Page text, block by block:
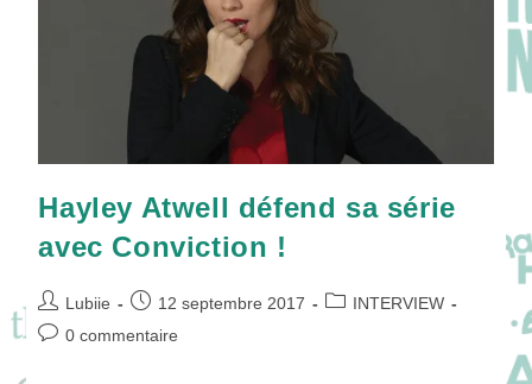
Hayley Atwell défend sa série
avec Conviction !
Auteur/autrice
de
Lubiie
Publication
publiée :
12 septembre 2017
PostINTERVIEW
Commentaires
0 commentaire